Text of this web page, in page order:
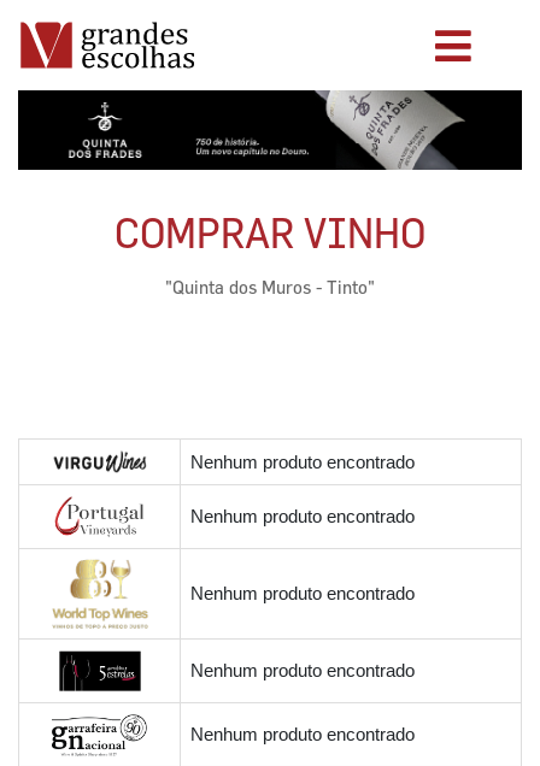
COMPRAR VINHO
"Quinta dos Muros - Tinto"
Nenhum produto encontrado
Nenhum produto encontrado
Nenhum produto encontrado
Nenhum produto encontrado
Nenhum produto encontrado